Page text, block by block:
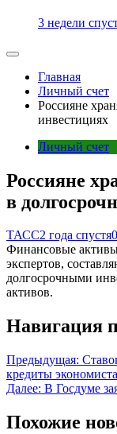
3 недели
Главная
Личный счет
Россияне
инвестициях
Личный счет
Россияне
в
ТАСС2 года спустя0
Финансовые
экспертов,
долгосрочными
активов.
Навигация
Предыдущая:
кредиты
Далее: В Госдуме
Похожие